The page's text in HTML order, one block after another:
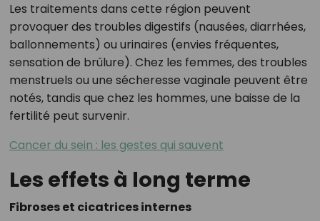
Les traitements dans cette région peuvent
provoquer des troubles digestifs (nausées, diarrhées,
ballonnements) ou urinaires (envies fréquentes,
sensation de brûlure). Chez les femmes, des troubles
menstruels ou une sécheresse vaginale peuvent être
notés, tandis que chez les hommes, une baisse de la
fertilité peut survenir.
Cancer du sein : les gestes qui sauvent
Les effets à long terme
Fibroses et cicatrices internes